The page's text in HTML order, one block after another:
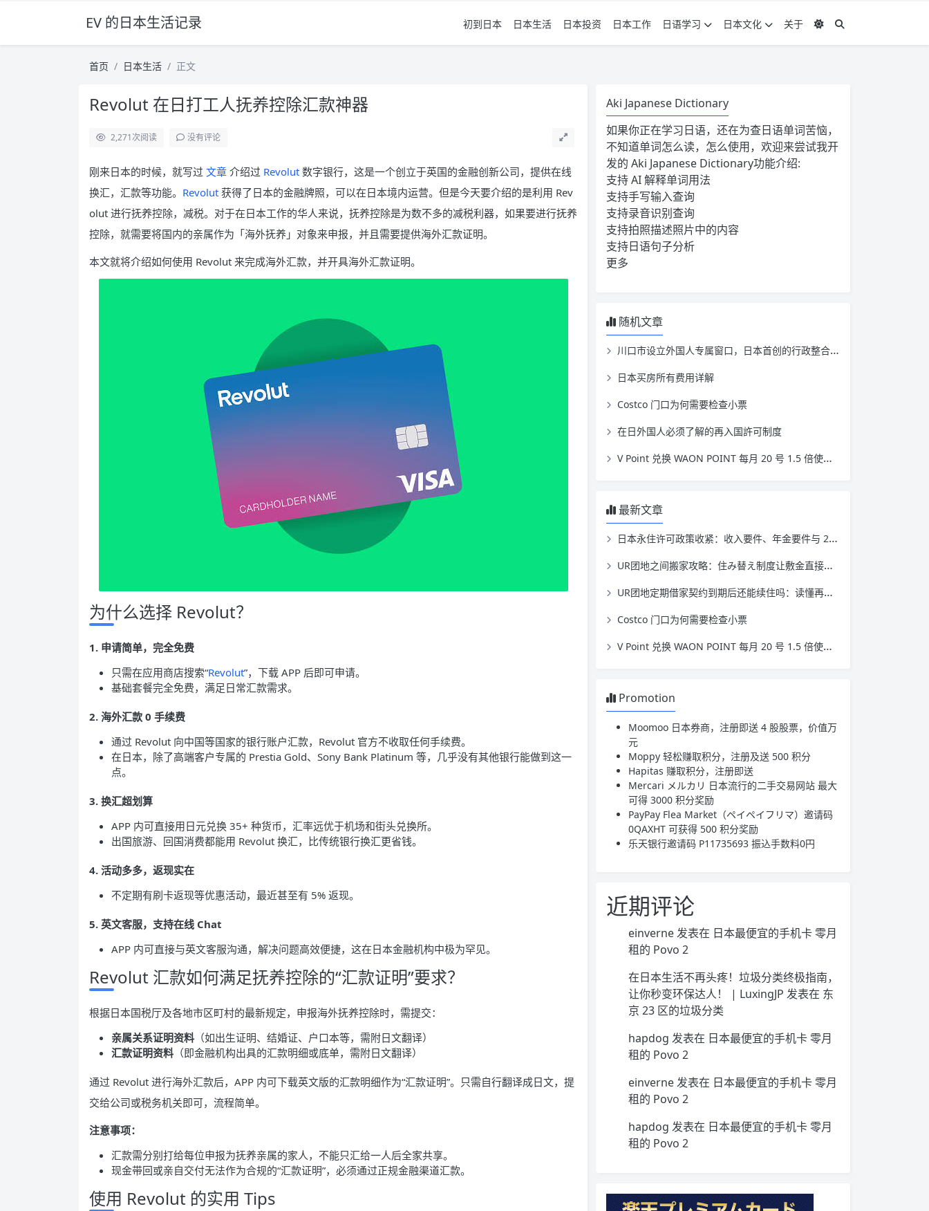
EV 的日本生活记录 初到日本 日本生活 日本投资 日本工作 日语学习 日本文化 关于
首页 日本生活 正文
Revolut 在日打工人抚养控除汇款神器
2,271次阅读 没有评论
刚来日本的时候，就写过 文章 介绍过 Revolut 数字银行，这是一个创立于英国的金融创新公司，提供在线
换汇，汇款等功能。 Revolut 获得了日本的金融牌照，可以在日本境内运营。但是今天要介绍的是利用 Rev
olut 进行抚养控除，减税。对于在日本工作的华人来说，抚养控除是为数不多的减税利器，如果要进行抚养
控除，就需要将国内的亲属作为「海外抚养」对象来申报，并且需要提供海外汇款证明。
本文就将介绍如何使用 Revolut 来完成海外汇款，并开具海外汇款证明。
为什么选择 Revolut？
1. 申请简单，完全免费
只需在应用商店搜索“Revolut”，下载 APP 后即可申请。
基础套餐完全免费，满足日常汇款需求。
2. 海外汇款 0 手续费
通过 Revolut 向中国等国家的银行账户汇款，Revolut 官方不收取任何手续费。
在日本，除了高端客户专属的 Prestia Gold、Sony Bank Platinum 等，几乎没有其他银行能做到这一
点。
3. 换汇超划算
APP 内可直接用日元兑换 35+ 种货币，汇率远优于机场和街头兑换所。
出国旅游、回国消费都能用 Revolut 换汇，比传统银行换汇更省钱。
4. 活动多多，返现实在
不定期有刷卡返现等优惠活动，最近甚至有 5% 返现。
5. 英文客服，支持在线 Chat
APP 内可直接与英文客服沟通，解决问题高效便捷，这在日本金融机构中极为罕见。
Revolut 汇款如何满足抚养控除的“汇款证明”要求？
根据日本国税厅及各地市区町村的最新规定，申报海外抚养控除时，需提交：
亲属关系证明资料 （如出生证明、结婚证、户口本等，需附日文翻译）
汇款证明资料 （即金融机构出具的汇款明细或底单，需附日文翻译）
通过 Revolut 进行海外汇款后，APP 内可下载英文版的汇款明细作为“汇款证明”。只需自行翻译成日文，提
交给公司或税务机关即可，流程简单。
注意事项：
汇款需分别打给每位申报为抚养亲属的家人，不能只汇给一人后全家共享。
现金带回或亲自交付无法作为合规的“汇款证明”，必须通过正规金融渠道汇款。
使用 Revolut 的实用 Tips
Aki Japanese Dictionary
如果你正在学习日语，还在为查日语单词苦恼，
不知道单词怎么读，怎么使用，欢迎来尝试我开
发的 Aki Japanese Dictionary功能介绍:
支持 AI 解释单词用法
支持手写输入查询
支持录音识别查询
支持拍照描述照片中的内容
支持日语句子分析
更多
随机文章
川口市设立外国人专属窗口，日本首创的行政整合模式
日本买房所有费用详解
Costco 门口为何需要检查小票
在日外国人必须了解的再入国許可制度
V Point 兑换 WAON POINT 每月 20 号 1.5 倍使用攻略
最新文章
日本永住许可政策收紧：收入要件、年金要件与 20 万日元手续费全解读
UR团地之间搬家攻略：住み替え制度让敷金直接转移
UR团地定期借家契约到期后还能续住吗：读懂再契约这件事
Costco 门口为何需要检查小票
V Point 兑换 WAON POINT 每月 20 号 1.5 倍使用攻略
Promotion
Moomoo 日本券商，注册即送 4 股股票，价值万
元
Moppy 轻松赚取积分，注册及送 500 积分
Hapitas 赚取积分，注册即送
Mercari メルカリ 日本流行的二手交易网站 最大
可得 3000 积分奖励
PayPay Flea Market（ペイペイフリマ） 邀请码
0QAXHT 可获得 500 积分奖励
乐天银行邀请码 P11735693 振込手数料0円
近期评论
einverne发表在 日本最便宜的手机卡 零月
租的 Povo 2
在日本生活不再头疼！垃圾分类终极指南，
让你秒变环保达人！ | LuxingJP 发表在 东
京 23 区的垃圾分类
hapdog 发表在 日本最便宜的手机卡 零月
租的 Povo 2
einverne发表在 日本最便宜的手机卡 零月
租的 Povo 2
hapdog 发表在 日本最便宜的手机卡 零月
租的 Povo 2